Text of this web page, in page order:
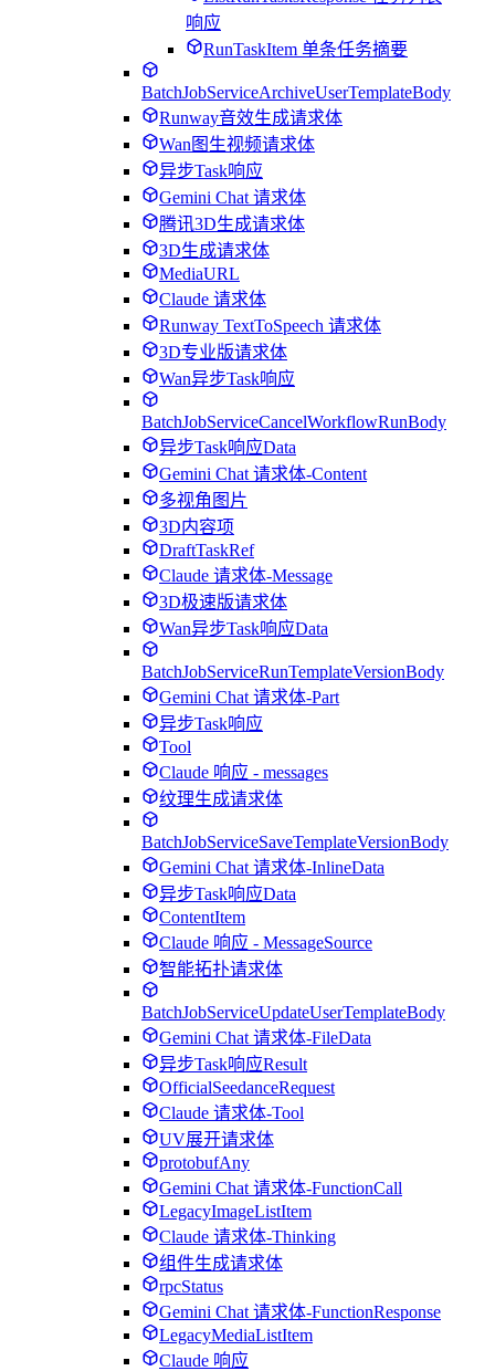
响应
RunTaskItem 单条任务摘要
BatchJobServiceArchiveUserTemplateBody
Runway音效生成请求体
Wan图生视频请求体
异步Task响应
Gemini Chat 请求体
腾讯3D生成请求体
3D生成请求体
MediaURL
Claude 请求体
Runway TextToSpeech 请求体
3D专业版请求体
Wan异步Task响应
BatchJobServiceCancelWorkflowRunBody
异步Task响应Data
Gemini Chat 请求体-Content
多视角图片
3D内容项
DraftTaskRef
Claude 请求体-Message
3D极速版请求体
Wan异步Task响应Data
BatchJobServiceRunTemplateVersionBody
Gemini Chat 请求体-Part
异步Task响应
Tool
Claude 响应 - messages
纹理生成请求体
BatchJobServiceSaveTemplateVersionBody
Gemini Chat 请求体-InlineData
异步Task响应Data
ContentItem
Claude 响应 - MessageSource
智能拓扑请求体
BatchJobServiceUpdateUserTemplateBody
Gemini Chat 请求体-FileData
异步Task响应Result
OfficialSeedanceRequest
Claude 请求体-Tool
UV展开请求体
protobufAny
Gemini Chat 请求体-FunctionCall
LegacyImageListItem
Claude 请求体-Thinking
组件生成请求体
rpcStatus
Gemini Chat 请求体-FunctionResponse
LegacyMediaListItem
Claude 响应